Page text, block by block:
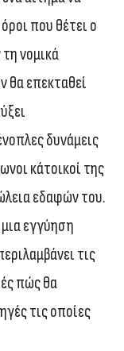
που θέτει ο
νομικά
θα επεκταθεί
δυνάμεις
κάτοικοί της
εδαφών του.
εγγύηση
τις
πώς θα
τις οποίες